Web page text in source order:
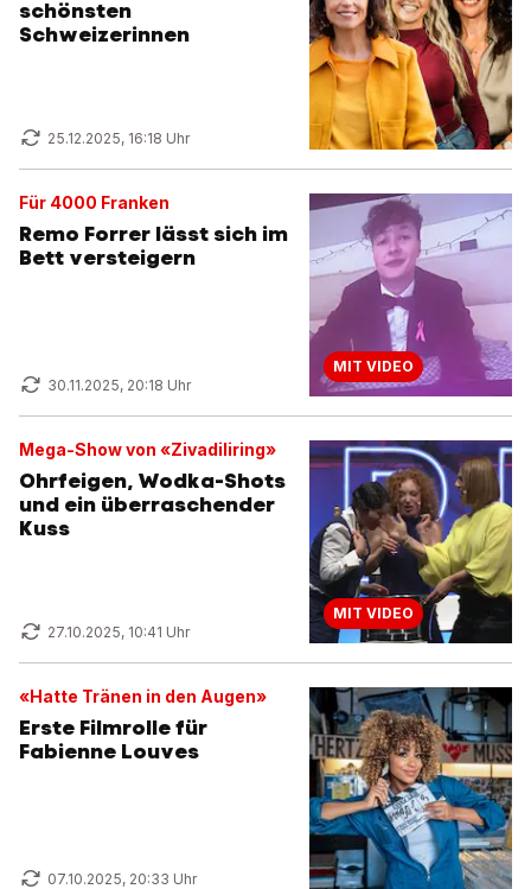
schönsten
Schweizerinnen
25.12.2025, 16:18 Uhr
Für 4000 Franken
Remo Forrer lässt sich im
Bett versteigern
30.11.2025, 20:18 Uhr
MIT VIDEO
Mega-Show von «Zivadiliring»
Ohrfeigen, Wodka-Shots
und ein überraschender
Kuss
27.10.2025, 10:41 Uhr
MIT VIDEO
«Hatte Tränen in den Augen»
Erste Filmrolle für
Fabienne Louves
07.10.2025, 20:33 Uhr